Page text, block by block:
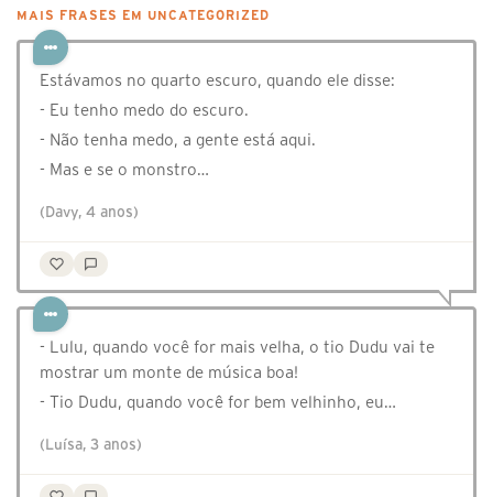
MAIS FRASES EM UNCATEGORIZED
Estávamos no quarto escuro, quando ele disse:
- Eu tenho medo do escuro.
- Não tenha medo, a gente está aqui.
- Mas e se o monstro…
(Davy, 4 anos)
- Lulu, quando você for mais velha, o tio Dudu vai te
mostrar um monte de música boa!
- Tio Dudu, quando você for bem velhinho, eu…
(Luísa, 3 anos)